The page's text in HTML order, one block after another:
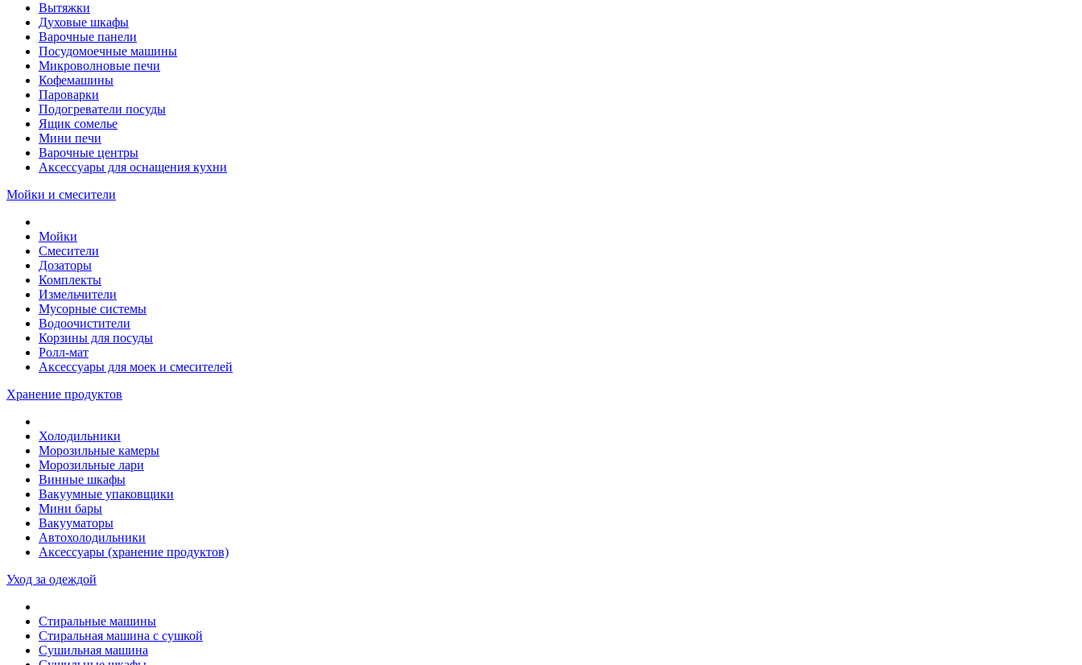
Вытяжки
Духовые шкафы
Варочные панели
Посудомоечные машины
Микроволновые печи
Кофемашины
Пароварки
Подогреватели посуды
Ящик сомелье
Мини печи
Варочные центры
Аксессуары для оснащения кухни
Мойки и смесители
Мойки
Смесители
Дозаторы
Комплекты
Измельчители
Мусорные системы
Водоочистители
Корзины для посуды
Ролл-мат
Аксессуары для моек и смесителей
Хранение продуктов
Холодильники
Морозильные камеры
Морозильные лари
Винные шкафы
Вакуумные упаковщики
Мини бары
Вакууматоры
Автохолодильники
Аксессуары (хранение продуктов)
Уход за одеждой
Стиральные машины
Стиральная машина с сушкой
Сушильная машина